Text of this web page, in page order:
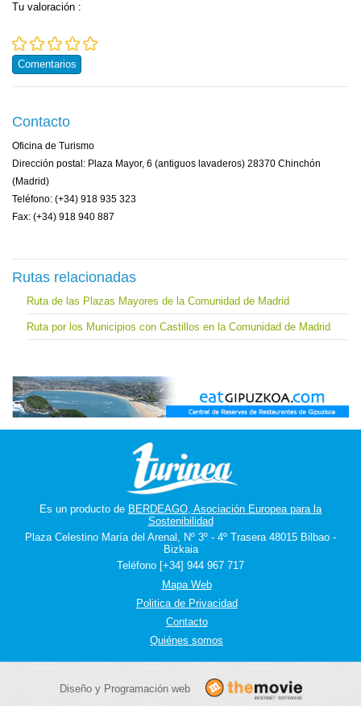
Tu valoración :
Comentarios
Contacto
Oficina de Turismo
Dirección postal: Plaza Mayor, 6 (antiguos lavaderos) 28370 Chinchón
(Madrid)
Teléfono: (+34) 918 935 323
Fax: (+34) 918 940 887
Rutas relacionadas
Ruta de las Plazas Mayores de la Comunidad de Madrid
Ruta por los Municipios con Castillos en la Comunidad de Madrid
Es un producto de BERDEAGO, Asociación Europea para la
Sostenibilidad
Plaza Celestino María del Arenal, Nº 3º - 4º Trasera 48015 Bilbao -
Bizkaia
Teléfono [+34] 944 967 717
Mapa Web
Politica de Privacidad
Contacto
Quiénes somos
Diseño y Programación web